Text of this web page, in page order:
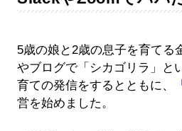
5歳の娘と2歳の息子を育てる
やブログで「シカゴリラ」と
育ての発信をするとともに、
営を始めました。